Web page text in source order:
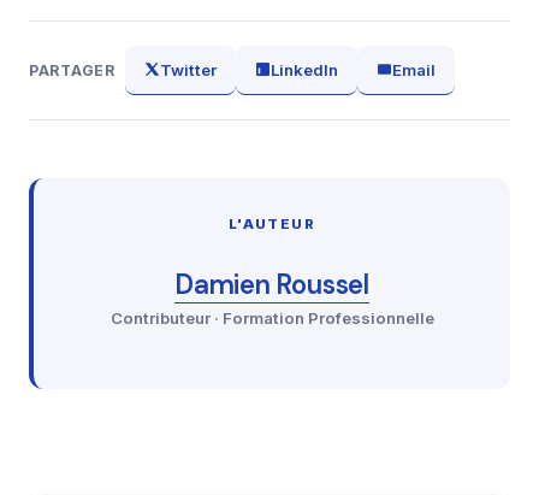
PARTAGER Twitter LinkedIn Email
L'AUTEUR
Damien Roussel
Contributeur · Formation Professionnelle